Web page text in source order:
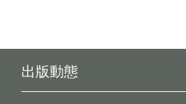
出版動態